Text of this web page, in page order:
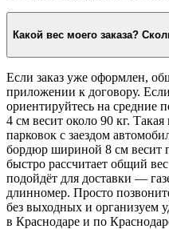
Какой вес моего заказа?
Если заказ уже оформлен,
приложении к договору.
ориентируйтесь на средние
4 см весит около 90 кг.
парковок с заездом
бордюр шириной 8 см весит
быстро рассчитает общий
подойдёт для доставки —
длинномер. Просто
без выходных и организуем
в Краснодаре и по